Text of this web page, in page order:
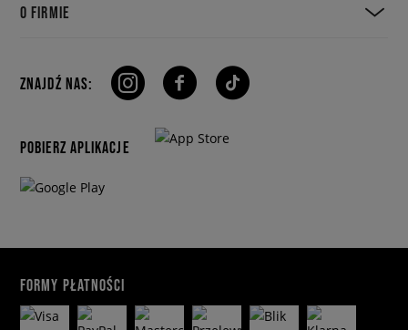
O FIRMIE
ZNAJDŹ NAS:
POBIERZ APLIKACJE
FORMY PŁATNOŚCI